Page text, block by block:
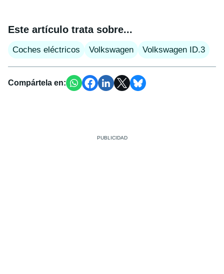
Este artículo trata sobre...
Coches eléctricos Volkswagen Volkswagen ID.3
Compártela en: